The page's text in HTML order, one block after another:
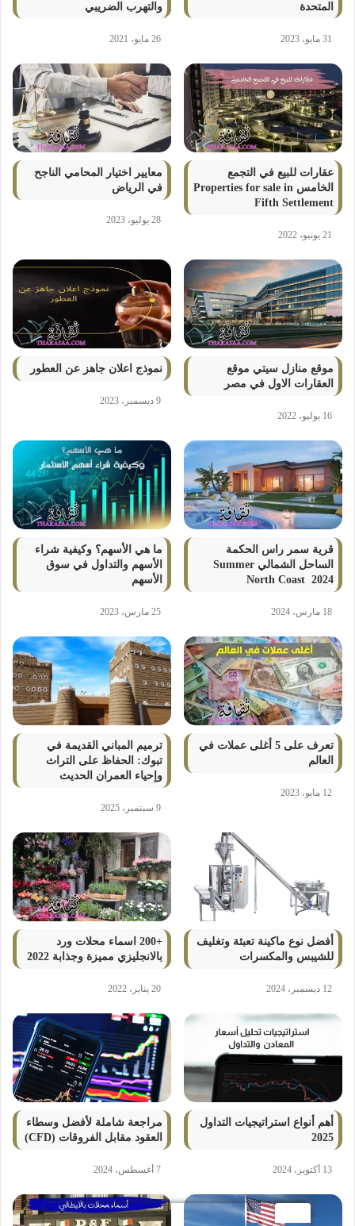
المتحدة
31 مايو، 2023
والتهرب الضريبي
26 مايو، 2021
عقارات للبيع في التجمع
الخامس Properties for sale in
Fifth Settlement
21 يونيو، 2022
معايير اختيار المحامي الناجح
في الرياض
28 يوليو، 2023
موقع منازل سيتي موقع
العقارات الاول في مصر
16 يوليو، 2022
نموذج اعلان جاهز عن العطور
9 ديسمبر، 2023
قرية سمر راس الحكمة
الساحل الشمالي Summer
North Coast 2024
18 مارس، 2024
ما هي الأسهم؟ وكيفية شراء
الأسهم والتداول في سوق
الأسهم
25 مارس، 2023
تعرف على 5 أغلى عملات في
العالم
12 مايو، 2023
ترميم المباني القديمة في
تبوك: الحفاظ على التراث
وإحياء العمران الحديث
9 سبتمبر، 2025
أفضل نوع ماكينة تعبئة وتغليف
للشيبس والمكسرات
12 ديسمبر، 2024
+200 اسماء محلات ورد
بالانجليزي مميزة وجذابة 2022
20 يناير، 2022
أهم أنواع استراتيجيات التداول
2025
13 أكتوبر، 2024
مراجعة شاملة لأفضل وسطاء
العقود مقابل الفروقات (CFD)
7 أغسطس، 2024